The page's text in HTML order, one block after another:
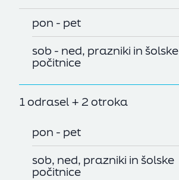
pon - pet
sob - ned, prazniki in šolske
počitnice
1 odrasel + 2 otroka
pon - pet
sob, ned, prazniki in šolske
počitnice